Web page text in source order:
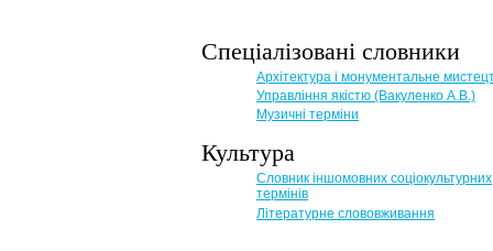
Спеціалізовані словники
Архітектура і монументальне
Управління якістю (Вакуленко А.В.)
Музичні терміни
Культура
Словник іншомовних соціокультурних
термінів
Літературне слововживання